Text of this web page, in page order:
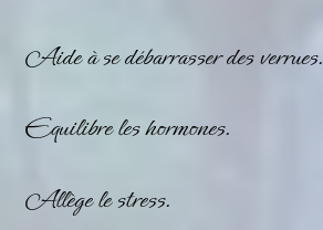
Aide à se débarrasser des verrues.
Equilibre les hormones.
Allège le stress.